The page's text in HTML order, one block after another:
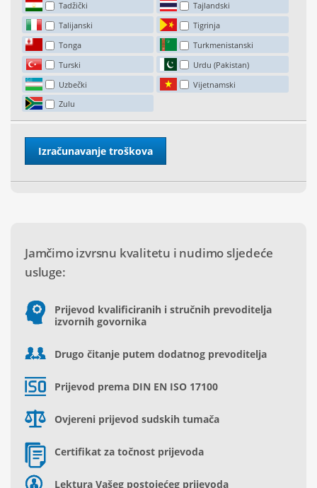
Tadžički
Tajlandski
Talijanski
Tigrinja
Tonga
Turkmenistanski
Turski
Urdu (Pakistan)
Uzbečki
Vijetnamski
Zulu
Jamčimo izvrsnu kvalitetu i nudimo sljedeće
usluge:
Prijevod kvalificiranih i stručnih prevoditelja
izvornih govornika
Drugo čitanje putem dodatnog prevoditelja
Prijevod prema DIN EN ISO 17100
Ovjereni prijevod sudskih tumača
Certifikat za točnost prijevoda
Lektura Vašeg postojećeg prijevoda